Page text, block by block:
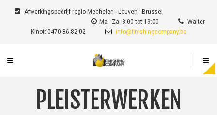
Afwerkingsbedrijf regio Mechelen - Leuven - Brussel
Ma - Za: 8:00 tot 19:00
Walter
Kinot: 0470 86 82 02
info@finishingcompany.be
PLEISTERWERKEN